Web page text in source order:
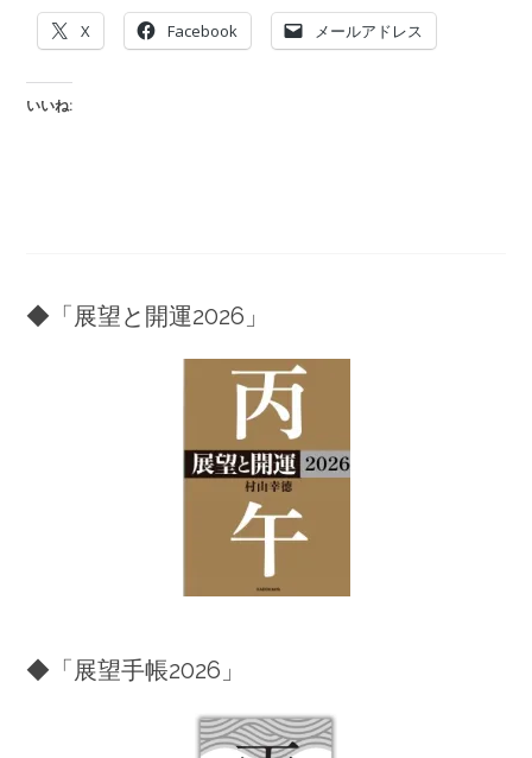
X Facebook メールアドレス
いいね:
◆「展望と開運2026」
◆「展望手帳2026」